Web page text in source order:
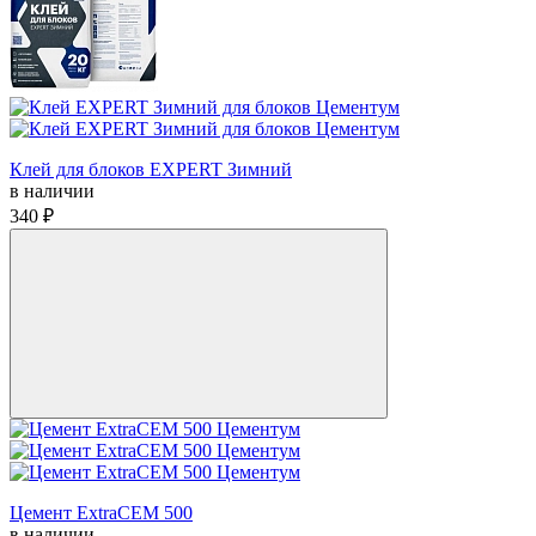
Клей для блоков EXPERT Зимний
в наличии
340 ₽
Цемент ExtraCEM 500